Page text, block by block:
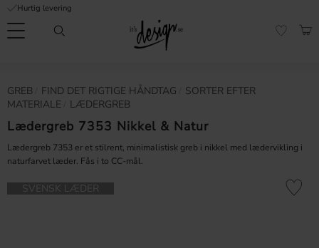
Menu
Hurtig levering
GREB ​FIND DET RIGTIGE HÅNDTAG
SORTER EFTER
MATERIALE
LÆDERGREB
Lædergreb 7353 Nikkel & Natur
Lædergreb 7353 er et stilrent, minimalistisk greb i nikkel med lædervikling i
naturfarvet læder. Fås i to CC-mål.
SVENSK LÆDER Gem
spørgsmål
Inspiration & Tips
sider |
Design